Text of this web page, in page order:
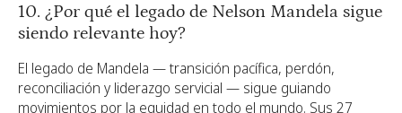
10. ¿Por qué el legado de Nelson Mandela sigue
siendo relevante hoy?
El legado de Mandela — transición pacífica, perdón,
reconciliación y liderazgo servicial — sigue guiando
movimientos por la equidad en todo el mundo. Sus 27